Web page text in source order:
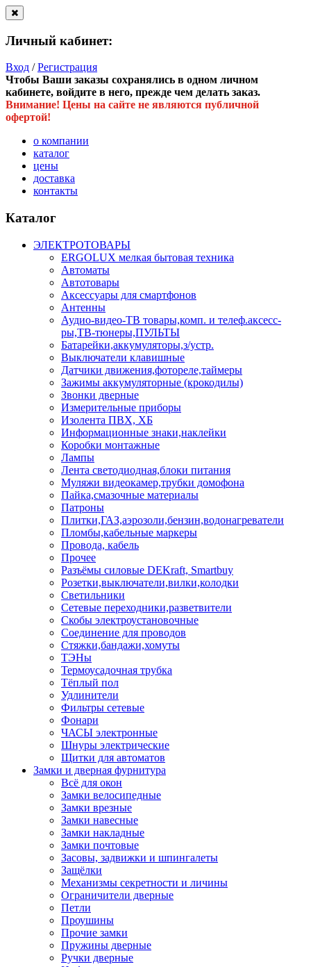
Личный кабинет:
Вход /Регистрация
Чтобы Ваши заказы сохранялись в одном личном
кабинете, войдите в него, прежде чем делать заказ.
Внимание! Цены на сайте не являются публичной
офертой!
о компании
каталог
цены
доставка
контакты
Каталог
ЭЛЕКТРОТОВАРЫ
ERGOLUX мелкая бытовая техника
Автоматы
Автотовары
Аксессуары для смартфонов
Антенны
Аудио-видео-ТВ товары,комп. и телеф.аксесс-
ры,ТВ-тюнеры,ПУЛЬТЫ
Батарейки,аккумуляторы,з/устр.
Выключатели клавишные
Датчики движения,фотореле,таймеры
Зажимы аккумуляторные (крокодилы)
Звонки дверные
Измерительные приборы
Изолента ПВХ, ХБ
Информационные знаки,наклейки
Коробки монтажные
Лампы
Лента светодиодная,блоки питания
Муляжи видеокамер,трубки домофона
Пайка,смазочные материалы
Патроны
Плитки,ГАЗ,аэрозоли,бензин,водонагреватели
Пломбы,кабельные маркеры
Провода, кабель
Прочее
Разъёмы силовые DEKraft, Smartbuy
Розетки,выключатели,вилки,колодки
Светильники
Сетевые переходники,разветвители
Скобы электроустановочные
Соединение для проводов
Стяжки,бандажи,хомуты
ТЭНы
Термоусадочная трубка
Тёплый пол
Удлинители
Фильтры сетевые
Фонари
ЧАСЫ электронные
Шнуры электрические
Щитки для автоматов
Замки и дверная фурнитура
Всё для окон
Замки велосипедные
Замки врезные
Замки навесные
Замки накладные
Замки почтовые
Засовы, задвижки и шпингалеты
Защёлки
Механизмы секретности и личины
Ограничители дверные
Петли
Проушины
Прочие замки
Пружины дверные
Ручки дверные